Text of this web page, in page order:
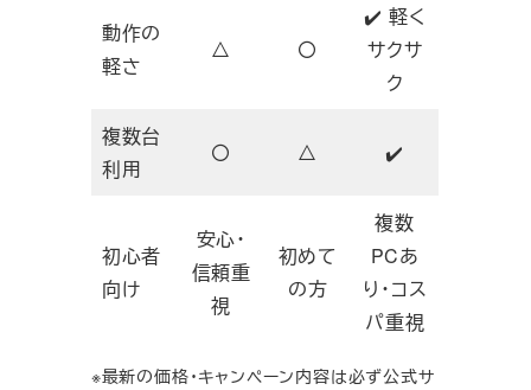
動作の
軽さ
△ 〇
✔️ 軽く
サクサ
ク
複数台
利用
〇 △ ✔️
初心者
向け
安心・
信頼重
視
初めて
の方
複数
PCあ
り・コス
パ重視
※最新の価格・キャンペーン内容は必ず公式サ